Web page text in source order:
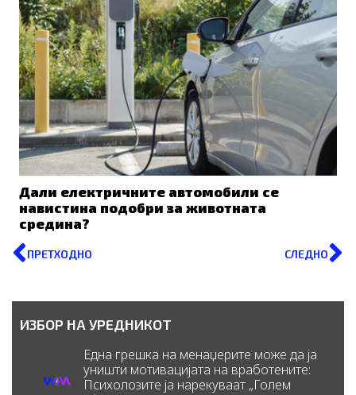
Дали електричните автомобили се
навистина подобри за животната
средина?
Prev
ПРЕТХОДНО СЛЕДНО
ИЗБОР НА УРЕДНИКОТ
Една грешка на менаџерите може да ја
уништи мотивацијата на вработените:
Психолозите ја нарекуваат „Голем